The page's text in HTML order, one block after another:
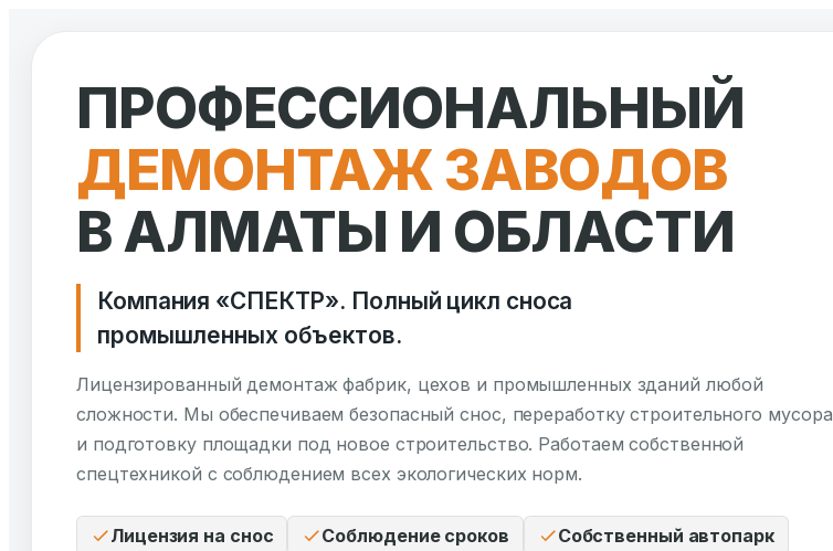
содержимому
ПРОФЕССИОНАЛЬНЫЙ
ДЕМОНТАЖ ЗАВОДОВ
В АЛМАТЫ И ОБЛАСТИ
Компания «СПЕКТР». Полный цикл сноса
промышленных объектов.
Лицензированный демонтаж фабрик, цехов и промышленных зданий любой
сложности. Мы обеспечиваем безопасный снос, переработку строительного мусора
и подготовку площадки под новое строительство. Работаем собственной
спецтехникой с соблюдением всех экологических норм.
Лицензия на снос Соблюдение сроков Собственный автопарк